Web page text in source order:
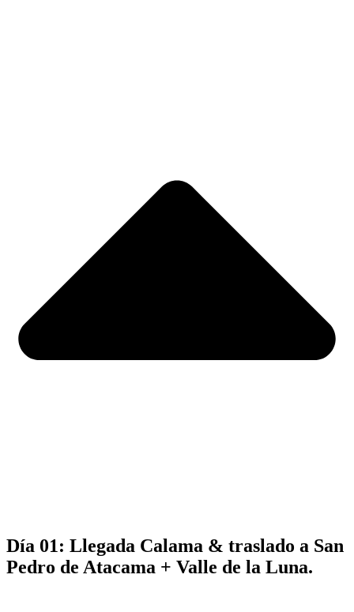
Día 01: Llegada Calama & traslado a San
Pedro de Atacama + Valle de la Luna.